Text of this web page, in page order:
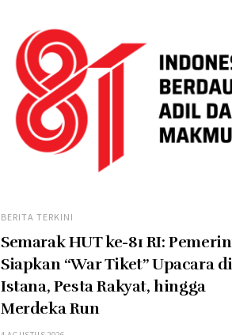
BERITA TERKINI
Semarak HUT ke-81 RI:
Siapkan “War Tiket” Upacara di
Istana, Pesta Rakyat, hingga
Merdeka Run